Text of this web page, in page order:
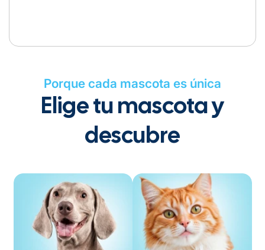
Porque cada mascota es única
Elige tu mascota y
descubre